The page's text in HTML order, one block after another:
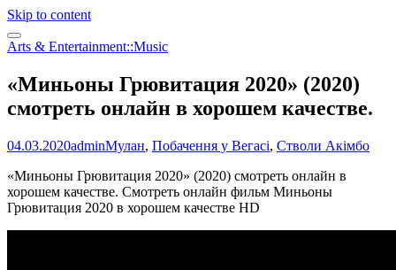
Skip to content
Arts & Entertainment::Music
«Миньоны Грювитация 2020» (2020)
смотреть онлайн в хорошем качестве.
04.03.2020adminМулан, Побачення у Вегасі, Стволи Акімбо
«Миньоны Грювитация 2020» (2020) смотреть онлайн в
хорошем качестве. Смотреть онлайн фильм Миньоны
Грювитация 2020 в хорошем качестве HD